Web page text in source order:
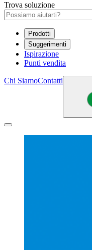
Trova soluzione
Prodotti
Suggerimenti
Ispirazione
Punti vendita
Chi SiamoContatti